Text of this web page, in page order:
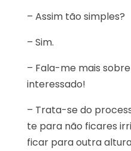
– Assim tão simples?
– Sim.
– Fala-me mais
interessado!
– Trata-se do
te para não ficares
ficar para outra